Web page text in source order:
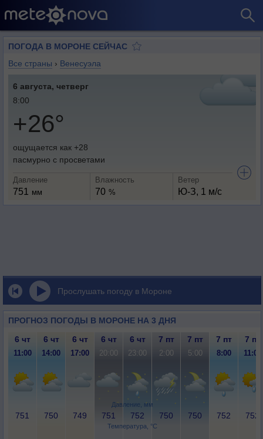
ПОГОДА В МОРОНЕ СЕЙЧАС
Все страны › Венесуэла
6 августа, четверг
8:00
+26°
ощущается как +28
пасмурно с просветами
Давление
751 мм
Влажность
70 %
Ветер
Ю-З, 1 м/с
Прослушать погоду в Мороне
ПРОГНОЗ ПОГОДЫ В МОРОНЕ НА 3 ДНЯ
Давление, мм
Температура, °C
6 чт 6 чт 6 чт 6 чт 6 чт 7 пт 7 пт 7 пт 7 пт
11:00 14:00 17:00 20:00 23:00 2:00 5:00 8:00 11:00
751 750 749 751 752 750 750 752 752